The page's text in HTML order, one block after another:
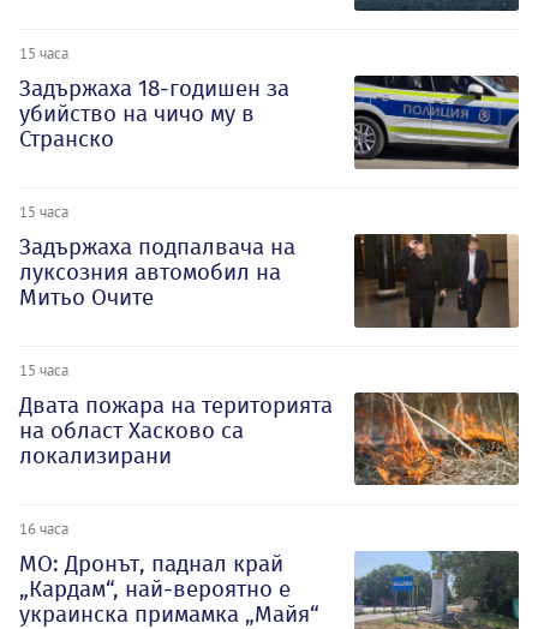
15 часа
Задържаха 18-годишен за
убийство на чичо му в
Странско
15 часа
Задържаха подпалвача на
луксозния автомобил на
Митьо Очите
15 часа
Двата пожара на територията
на област Хасково са
локализирани
16 часа
МО: Дронът, паднал край
„Кардам“, най-вероятно е
украинска примамка „Майя“